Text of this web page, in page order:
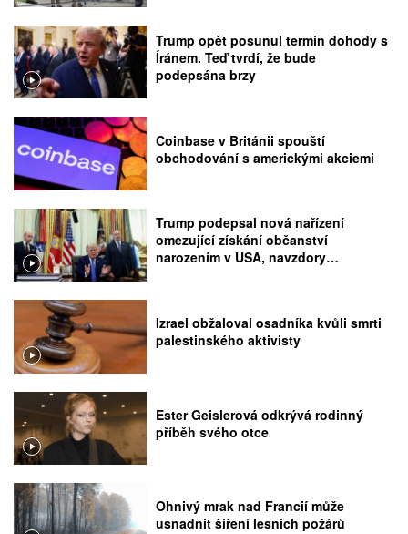
Trump opět posunul termín dohody s
Íránem. Teď tvrdí, že bude
podepsána brzy
Coinbase v Británii spouští
obchodování s americkými akciemi
Trump podepsal nová nařízení
omezující získání občanství
narozením v USA, navzdory
Izrael obžaloval osadníka kvůli smrti
palestinského aktivisty
Ester Geislerová odkrývá rodinný
příběh svého otce
Ohnivý mrak nad Francií může
usnadnit šíření lesních požárů